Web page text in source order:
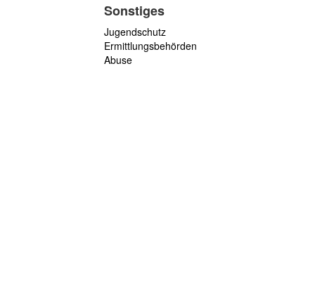
Sonstiges
Jugendschutz
Ermittlungsbehörden
Abuse